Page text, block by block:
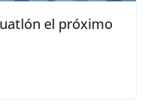
el próximo